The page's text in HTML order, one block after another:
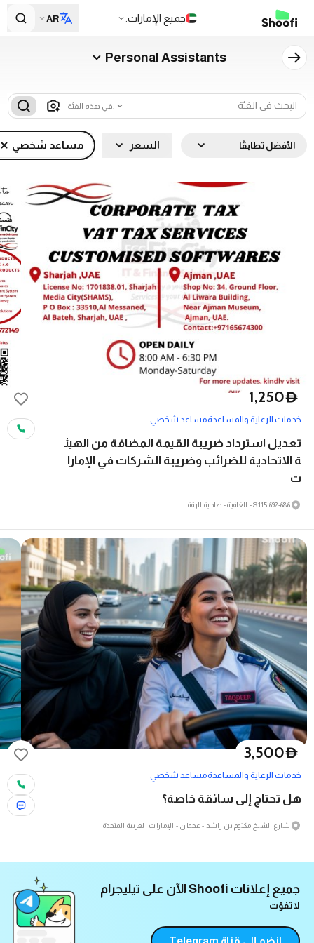
جميع الإمارات. AR
Personal Assistants
الأفضل تطابقًا السعر مساعد شخصي
D
1,250
خدمات الرعاية والمساعدةمساعد شخصي
تعديل استرداد ضريبة القيمة المضافة من الهيئ
ة الاتحادية للضرائب وضريبة الشركات في الإمارا
ت
692-686 S115 - الغافية - ضاحية الرقة
D
3,500
خدمات الرعاية والمساعدةمساعد شخصي
هل تحتاج إلى سائقة خاصة؟
شارع الشيخ مكتوم بن راشد - عجمان - الإمارات العربية المتحدة
جميع إعلانات Shoofi الآن على تيليجرام
لا تفوّت
انضم إلى قناة Telegram